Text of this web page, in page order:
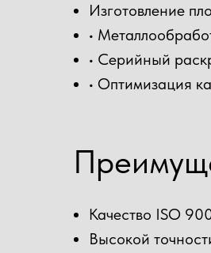
Изготовление
•
• Серийный
• Оптимизация
Качество ISO
Высокой